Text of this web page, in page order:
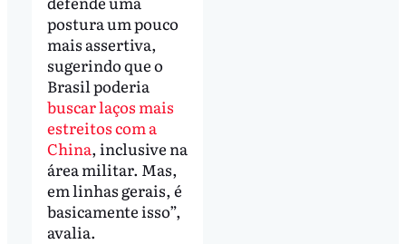
postura um pouco
mais assertiva,
sugerindo que o
Brasil poderia
buscar laços mais
estreitos com a
China, inclusive na
área militar. Mas,
em linhas gerais, é
basicamente isso”,
avalia.